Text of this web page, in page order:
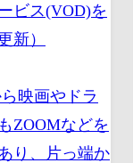
ビス(VOD)を
新）
映画やドラ
ZOOMなどを
り、片っ端か